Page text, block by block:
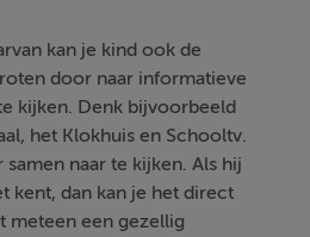
kan je kind ook de
door naar informatieve
kijken. Denk bijvoorbeeld
het Klokhuis en Schooltv.
naar te kijken. Als hij
kent, dan kan je het direct
meteen een gezellig